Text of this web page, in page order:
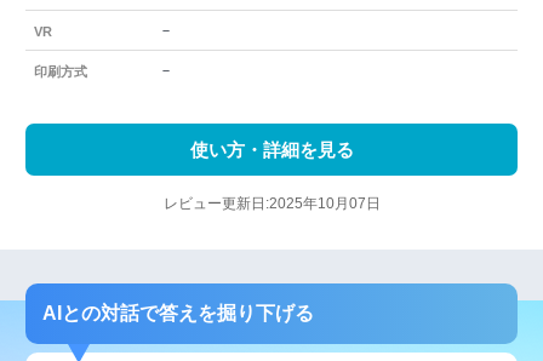
VR －
印刷方式 －
使い方・詳細を見る
レビュー更新日:2025年10月07日
AIとの対話で答えを掘り下げる